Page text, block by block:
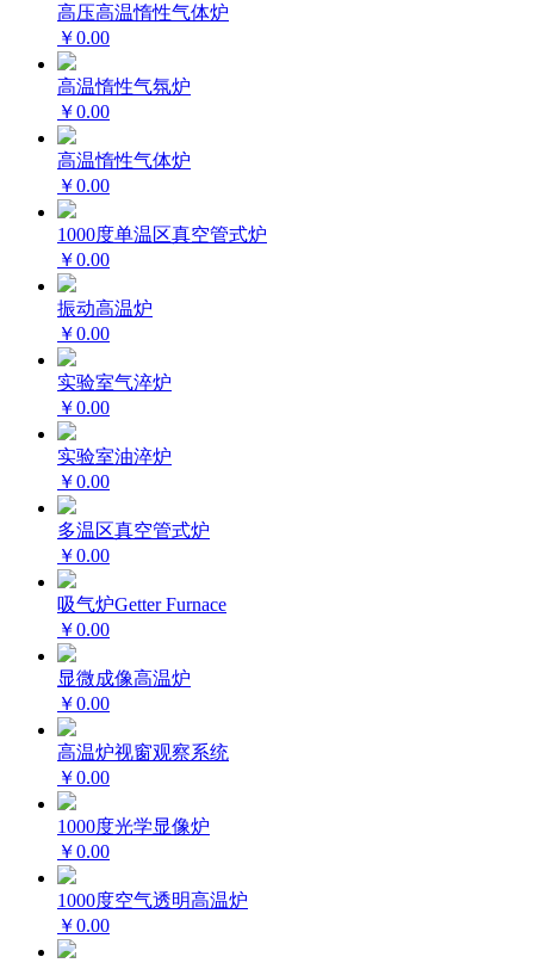
高压高温惰性气体炉
￥0.00
高温惰性气氛炉
￥0.00
高温惰性气体炉
￥0.00
1000度单温区真空管式炉
￥0.00
振动高温炉
￥0.00
实验室气淬炉
￥0.00
实验室油淬炉
￥0.00
多温区真空管式炉
￥0.00
吸气炉Getter Furnace
￥0.00
显微成像高温炉
￥0.00
高温炉视窗观察系统
￥0.00
1000度光学显像炉
￥0.00
1000度空气透明高温炉
￥0.00